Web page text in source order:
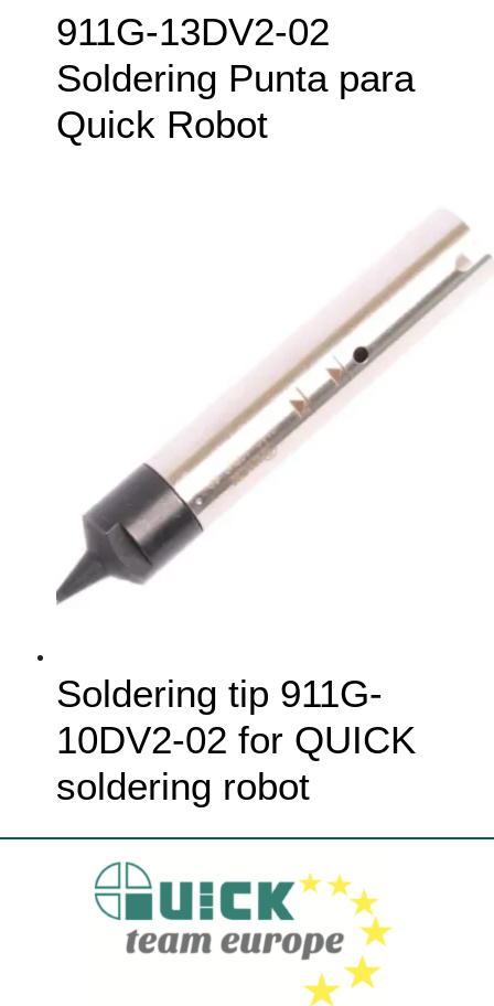
911G-13DV2-02
Soldering Punta para
Quick Robot
Soldering tip 911G-
10DV2-02 for QUICK
soldering robot